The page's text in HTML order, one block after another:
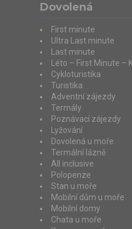
Dovolená
First minute
Ultra Last minute
Last minute
Léto – First Minute –
Cykloturistika
Turistika
Adventní zájezdy
Termály
Poznávací zájezdy
Lyžování
Dovolená u moře
Termální lázně
All inclusive
Polopenze
Stan u moře
Mobilní dům u moře
Mobilní domy
Chata u moře